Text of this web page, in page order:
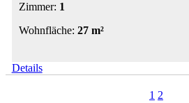
Zimmer: 1
Wohnfläche: 27 m²
Details
1 2